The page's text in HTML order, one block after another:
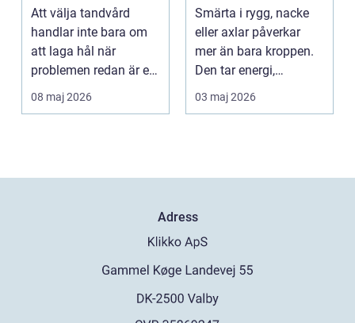
för långsiktig
munhälsa
Att välja tandvård
handlar inte bara om
att laga hål när
problemen redan är ett
faktum. Det handlar ...
08 maj 2026
Smärta i rygg, nacke
eller axlar påverkar
mer än bara kroppen.
Den tar energi,
koncentration och
03 maj 2026
Adress